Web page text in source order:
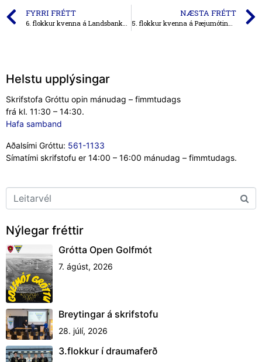
FYRRI FRÉTT
6. flokkur kvenna á Landsbankamóti Tindastóls
NÆSTA FRÉTT
5. flokkur kvenna á Pæjumótinu í Eyjum
Helstu upplýsingar
Skrifstofa Gróttu opin mánudag – fimmtudags
frá kl. 11:30 – 14:30.
Hafa samband
Aðalsími Gróttu: 561-1133
Símatími skrifstofu er 14:00 – 16:00 mánudag – fimmtudags.
Nýlegar fréttir
Grótta Open Golfmót
7. ágúst, 2026
Breytingar á skrifstofu
28. júlí, 2026
3.flokkur í draumaferð